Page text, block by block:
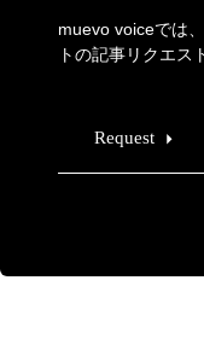
muevo voiceでは
トの記事リクエス
Request